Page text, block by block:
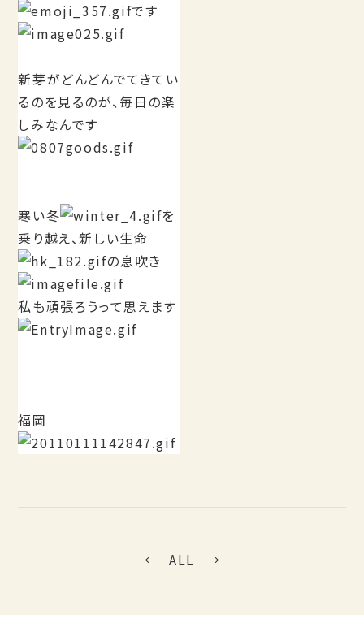
です
新芽がどんどんでてきてい
るのを見るのが、毎日の楽
しみなんです
寒い冬
を
乗り越え、新しい生命
の息吹き
私も頑張ろうって思えます
福岡
ALL